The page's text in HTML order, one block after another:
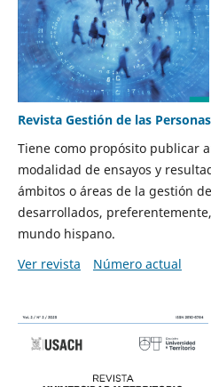
Revista Gestión de las
Tiene como propósito publicar
modalidad de ensayos y
ámbitos o áreas de la gestión
desarrollados,
mundo hispano.
Ver revista
Número actual